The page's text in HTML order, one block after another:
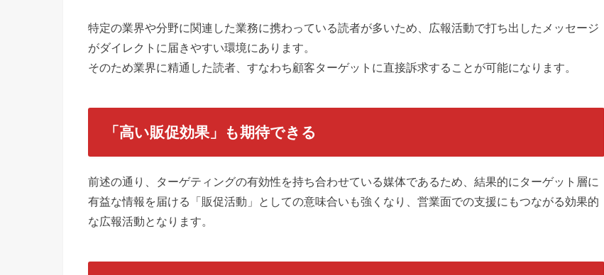
特定の業界や分野に関連した業務に携わっている読者が多いため、広報活動で打ち出したメッセージ
がダイレクトに届きやすい環境にあります。
そのため業界に精通した読者、すなわち顧客ターゲットに直接訴求することが可能になります。
「高い販促効果」も期待できる
前述の通り、ターゲティングの有効性を持ち合わせている媒体であるため、結果的にターゲット層に
有益な情報を届ける「販促活動」としての意味合いも強くなり、営業面での支援にもつながる効果的
な広報活動となります。